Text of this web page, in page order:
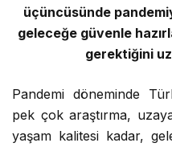
üçüncüsünde
geleceğe güvenle
gerektiğini
Pandemi döneminde
pek çok araştırma,
yaşam kalitesi kadar,